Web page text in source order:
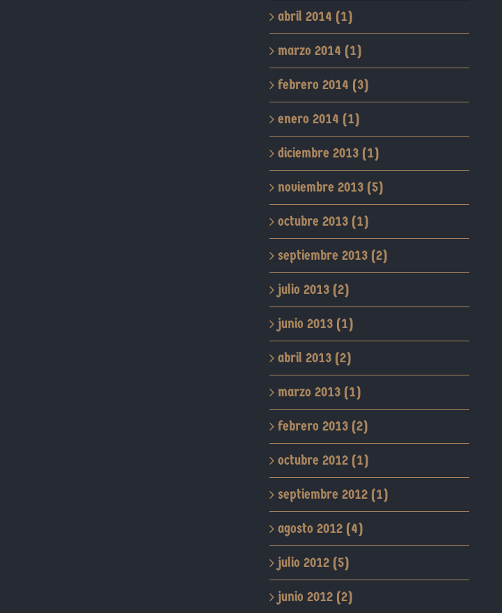
abril 2014 (1)
marzo 2014 (1)
febrero 2014 (3)
enero 2014 (1)
diciembre 2013 (1)
noviembre 2013 (5)
octubre 2013 (1)
septiembre 2013 (2)
julio 2013 (2)
junio 2013 (1)
abril 2013 (2)
marzo 2013 (1)
febrero 2013 (2)
octubre 2012 (1)
septiembre 2012 (1)
agosto 2012 (4)
julio 2012 (5)
junio 2012 (2)